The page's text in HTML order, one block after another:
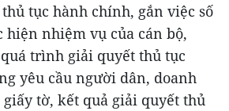
tục hành chính, gắn việc số
hiện nhiệm vụ của cán bộ,
trình giải quyết thủ tục
yêu cầu người dân, doanh
tờ, kết quả giải quyết thủ